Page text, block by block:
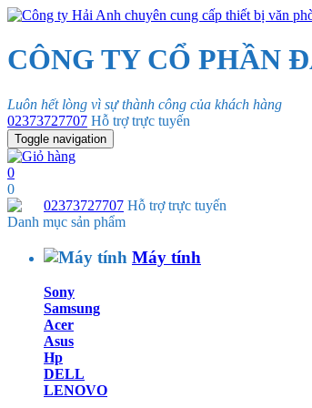
CÔNG TY CỔ PHẦN
Luôn hết lòng vì sự thành công của khách hàng
02373727707 Hỗ trợ trực tuyến
Toggle navigation
0
0
02373727707 Hỗ trợ trực tuyến
Danh mục sản phẩm
Máy tính
Sony
Samsung
Acer
Asus
Hp
DELL
LENOVO